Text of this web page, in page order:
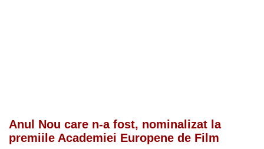
Anul Nou care n-a fost, nominalizat la
premiile Academiei Europene de Film